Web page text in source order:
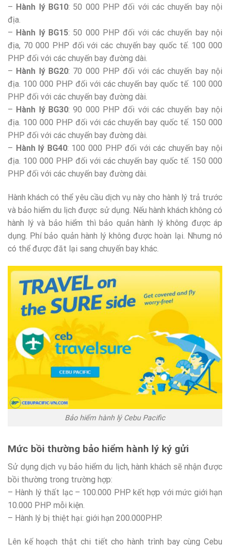
– Hành lý BG10: 50 000 PHP đối với các chuyến bay nội
địa.
– Hành lý BG15: 50 000 PHP đối với các chuyến bay nội
địa, 70 000 PHP đối với các chuyến bay quốc tế. 100 000
PHP đối với các chuyến bay đường dài.
– Hành lý BG20: 70 000 PHP đối với các chuyến bay nội
địa. 100 000 PHP đối với các chuyến bay quốc tế. 100 000
PHP đối với các chuyến bay đường dài.
– Hành lý BG30: 90 000 PHP đối với các chuyến bay nội
địa. 100 000 PHP đối với các chuyến bay quốc tế. 150 000
PHP đối với các chuyến bay đường dài.
– Hành lý BG40: 100 000 PHP đối với các chuyến bay nội
địa. 100 000 PHP đối với các chuyến bay quốc tế. 150 000
PHP đối với các chuyến bay đường dài.
Hành khách có thể yêu cầu dịch vụ này cho hành lý trả trước
và bảo hiểm du lịch được sử dụng. Nếu hành khách không có
hành lý và bảo hiểm thì bảo quản hành lý không được áp
dụng. Phí bảo quản hành lý không được hoàn lại. Nhưng nó
có thể được đăt lại sang chuyến bay khác.
Bảo hiểm hành lý Cebu Pacific
Mức bồi thường bảo hiểm hành lý ký gửi
Sử dụng dịch vụ bảo hiểm du lịch, hành khách sẽ nhận được
bồi thường trong trường hợp:
– Hành lý thất lạc – 100.000 PHP kết hợp với mức giới hạn
10.000 PHP mỗi kiện.
– Hành lý bị thiệt hại: giới hạn 200.000PHP.
Lên kế hoạch thật chi tiết cho hành trình bay cùng Cebu